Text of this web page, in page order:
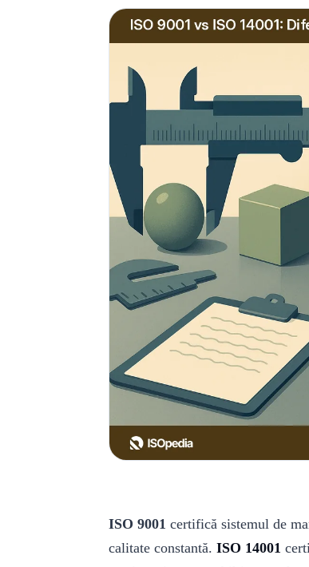
ISO 9001 certifică sistemul de
calitate constantă. ISO 14001